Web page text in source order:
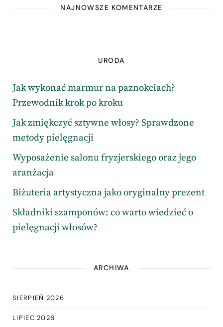
NAJNOWSZE KOMENTARZE
URODA
Jak wykonać marmur na paznokciach?
Przewodnik krok po kroku
Jak zmiękczyć sztywne włosy? Sprawdzone
metody pielęgnacji
Wyposażenie salonu fryzjerskiego oraz jego
aranżacja
Biżuteria artystyczna jako oryginalny prezent
Składniki szamponów: co warto wiedzieć o
pielęgnacji włosów?
ARCHIWA
SIERPIEŃ 2026
LIPIEC 2026